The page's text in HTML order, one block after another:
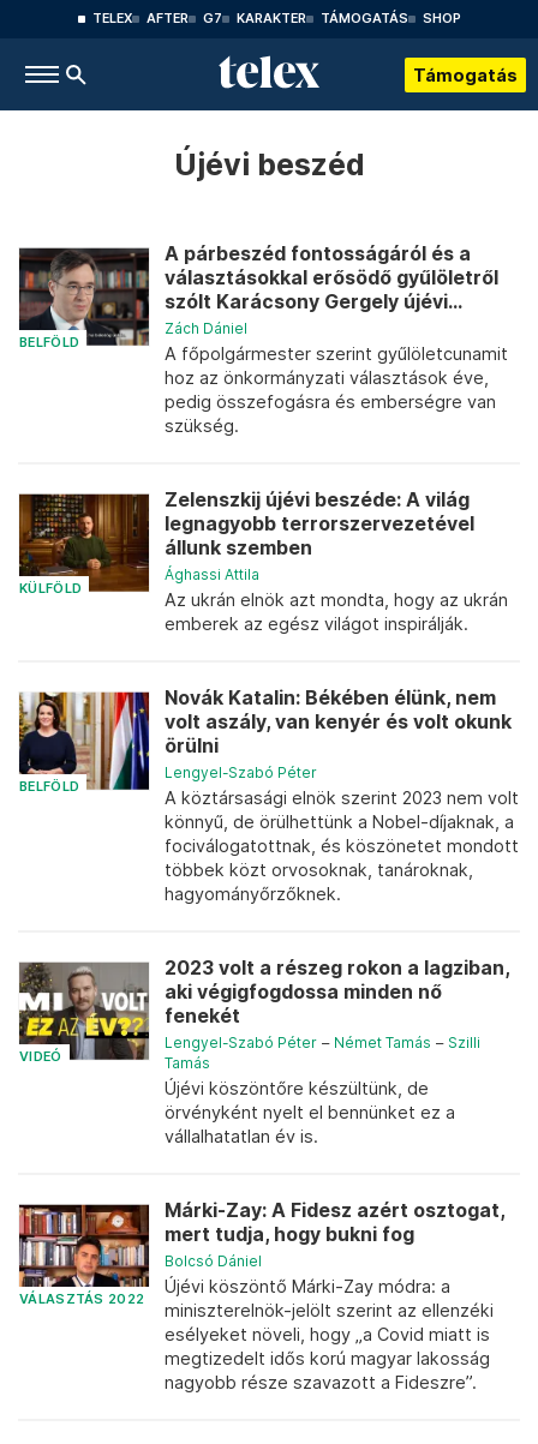
TELEX AFTER G7 KARAKTER TÁMOGATÁS SHOP
Támogatás
Újévi beszéd
BELFÖLD
A párbeszéd fontosságáról és a
választásokkal erősödő gyűlöletről
szólt Karácsony Gergely újévi...
Zách Dániel
A főpolgármester szerint gyűlöletcunamit
hoz az önkormányzati választások éve,
pedig összefogásra és emberségre van
szükség.
KÜLFÖLD
Zelenszkij újévi beszéde: A világ
legnagyobb terrorszervezetével
állunk szemben
Ághassi Attila
Az ukrán elnök azt mondta, hogy az ukrán
emberek az egész világot inspirálják.
BELFÖLD
Novák Katalin: Békében élünk, nem
volt aszály, van kenyér és volt okunk
örülni
Lengyel-Szabó Péter
A köztársasági elnök szerint 2023 nem volt
könnyű, de örülhettünk a Nobel-díjaknak, a
fociválogatottnak, és köszönetet mondott
többek közt orvosoknak, tanároknak,
hagyományőrzőknek.
VIDEÓ
2023 volt a részeg rokon a lagziban,
aki végigfogdossa minden nő
fenekét
Lengyel-Szabó Péter – Német Tamás – Szilli
Tamás
Újévi köszöntőre készültünk, de
örvényként nyelt el bennünket ez a
vállalhatatlan év is.
VÁLASZTÁS 2022
Márki-Zay: A Fidesz azért osztogat,
mert tudja, hogy bukni fog
Bolcsó Dániel
Újévi köszöntő Márki-Zay módra: a
miniszterelnök-jelölt szerint az ellenzéki
esélyeket növeli, hogy „a Covid miatt is
megtizedelt idős korú magyar lakosság
nagyobb része szavazott a Fideszre”.